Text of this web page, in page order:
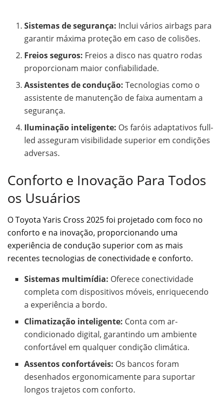
Sistemas de segurança: Inclui vários airbags para
garantir máxima proteção em caso de colisões.
Freios seguros: Freios a disco nas quatro rodas
proporcionam maior confiabilidade.
Assistentes de condução: Tecnologias como o
assistente de manutenção de faixa aumentam a
segurança.
Iluminação inteligente: Os faróis adaptativos full-
led asseguram visibilidade superior em condições
adversas.
Conforto e Inovação Para Todos
os Usuários
O Toyota Yaris Cross 2025 foi projetado com foco no
conforto e na inovação, proporcionando uma
experiência de condução superior com as mais
recentes tecnologias de conectividade e conforto.
Sistemas multimídia: Oferece conectividade
completa com dispositivos móveis, enriquecendo
a experiência a bordo.
Climatização inteligente: Conta com ar-
condicionado digital, garantindo um ambiente
confortável em qualquer condição climática.
Assentos confortáveis: Os bancos foram
desenhados ergonomicamente para suportar
longos trajetos com conforto.